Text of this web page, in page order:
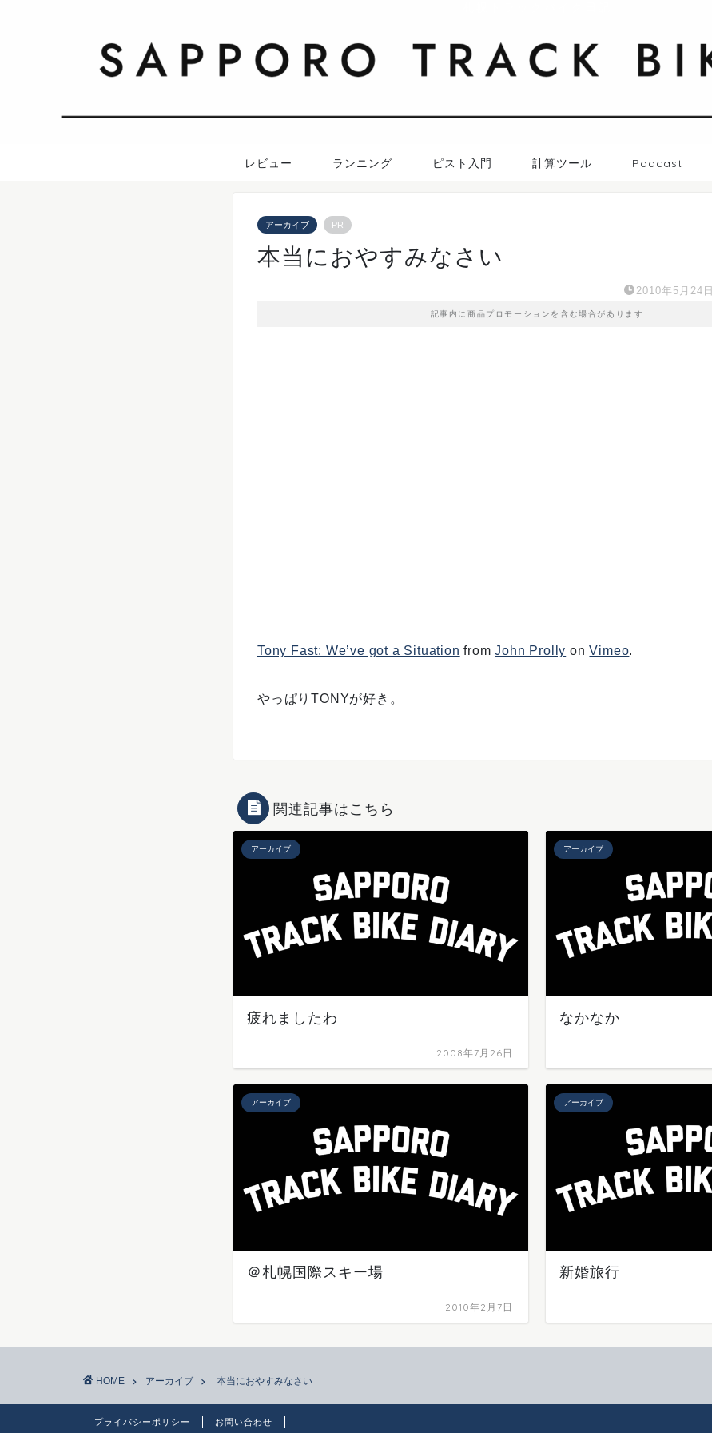
レビュー ランニング ピスト入門 計算ツール Podcast
アーカイブ PR
本当におやすみなさい
2010年5月24日
記事内に商品プロモーションを含む場合があります
Tony Fast: We’ve got a Situation fromJohn Prolly onVimeo.
やっぱりTONYが好き。
関連記事はこちら
アーカイブ
疲れましたわ
2008年7月26日
アーカイブ
なかなか
アーカイブ
＠札幌国際スキー場
2010年2月7日
アーカイブ
新婚旅行
HOME アーカイブ 本当におやすみなさい
プライバシーポリシー お問い合わせ